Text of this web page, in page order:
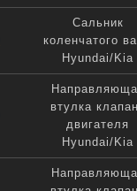
Сальник
коленчатого
Hyundai/Kia
втулка
двигателя
Hyundai/Kia